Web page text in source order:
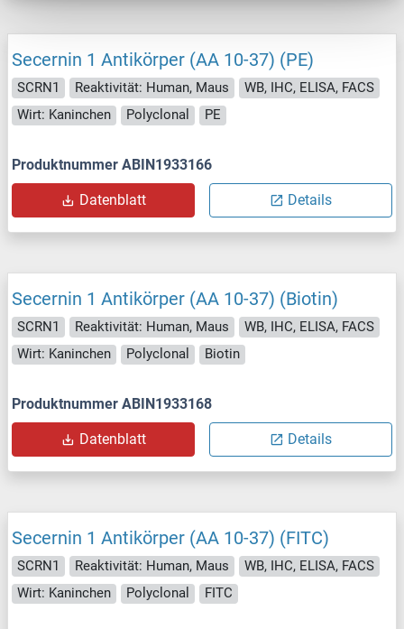
Secernin 1 Antikörper (AA 10-37) (PE)
SCRN1 Reaktivität: Human, Maus
WB, IHC, ELISA, FACS
Wirt: Kaninchen
Polyclonal PE
Produktnummer ABIN1933166
Datenblatt Details
Secernin 1 Antikörper (AA 10-37) (Biotin)
SCRN1 Reaktivität: Human, Maus
WB, IHC, ELISA, FACS
Wirt: Kaninchen
Polyclonal Biotin
Produktnummer ABIN1933168
Datenblatt Details
Secernin 1 Antikörper (AA 10-37) (FITC)
SCRN1 Reaktivität: Human, Maus
WB, IHC, ELISA, FACS
Wirt: Kaninchen
Polyclonal FITC